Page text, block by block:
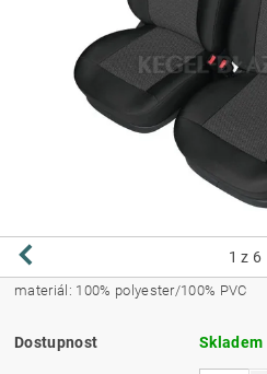
1 z 6
materiál: 100% polyester/100% PVC
Dostupnost Skladem